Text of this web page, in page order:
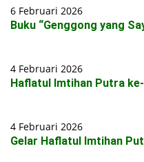
6 Februari 2026
Buku “Genggong yang
4 Februari 2026
Haflatul Imtihan Putra
4 Februari 2026
Gelar Haflatul Imtihan